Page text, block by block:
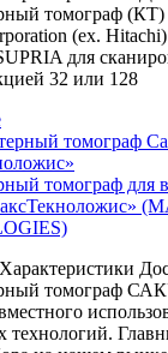
томограф (КТ)
(ex.
для
32 или 128
томограф для
томограф
технологий.